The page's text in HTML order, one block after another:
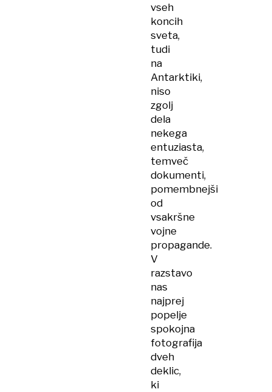
vseh
koncih
sveta,
tudi
na
Antarktiki,
niso
zgolj
dela
nekega
entuziasta,
temveč
dokumenti,
pomembnejši
od
vsakršne
vojne
propagande.
V
razstavo
nas
najprej
popelje
spokojna
fotografija
dveh
deklic,
ki